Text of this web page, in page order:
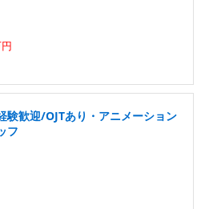
験歓迎/OJTあり・アニメーション
フ